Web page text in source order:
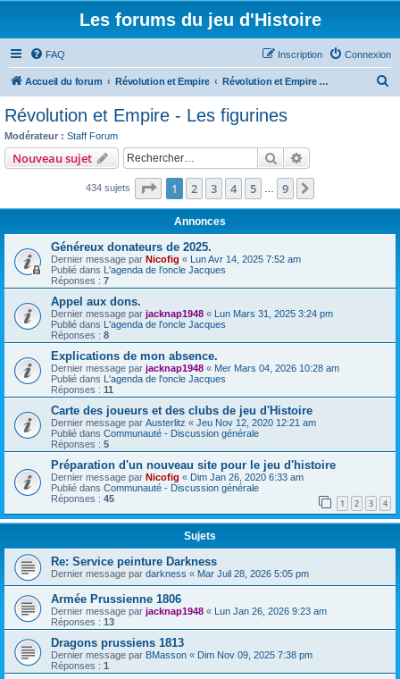
Les forums du jeu d'Histoire
FAQ Connexion
Inscription
Accueil du forum Révolution et Empire Révolution et Empire - Les figurines
c
Révolution et Empire - Les figurines
Modérateur : Staff Forum
Nouveau sujet Rechercher
434 sujets Page 1sur9
1 2 3 4 5 9
Annonces
Généreux donateurs de 2025.
Dernier message par Nicofig « Lun Avr 14, 2025 7:52 am
Publié dans L'agenda de l'oncle Jacques
Réponses : 7
Appel aux dons.
Dernier message par jacknap1948 « Lun Mars 31, 2025 3:24 pm
Publié dans L'agenda de l'oncle Jacques
Réponses : 8
Explications de mon absence.
Dernier message par jacknap1948 « Mer Mars 04, 2026 10:28 am
Publié dans L'agenda de l'oncle Jacques
Réponses : 11
Carte des joueurs et des clubs de jeu d'Histoire
Dernier message par Austerlitz « Jeu Nov 12, 2020 12:21 am
Publié dans Communauté - Discussion générale
Réponses : 5
Préparation d'un nouveau site pour le jeu d'histoire
Dernier message par Nicofig « Dim Jan 26, 2020 6:33 am
Publié dans Communauté - Discussion générale
Réponses : 45 1 2 3 4
Sujets
Re: Service peinture Darkness
Dernier message par darkness « Mar Juil 28, 2026 5:05 pm
Armée Prussienne 1806
Dernier message par jacknap1948 « Lun Jan 26, 2026 9:23 am
Réponses : 13
Dragons prussiens 1813
Dernier message par BMasson « Dim Nov 09, 2025 7:38 pm
Réponses : 1